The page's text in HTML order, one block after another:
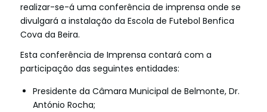
realizar-se-á uma conferência de imprensa onde se
divulgará a instalação da Escola de Futebol Benfica
Cova da Beira.
Esta conferência de Imprensa contará com a
participação das seguintes entidades:
Presidente da Câmara Municipal de Belmonte, Dr.
António Rocha;